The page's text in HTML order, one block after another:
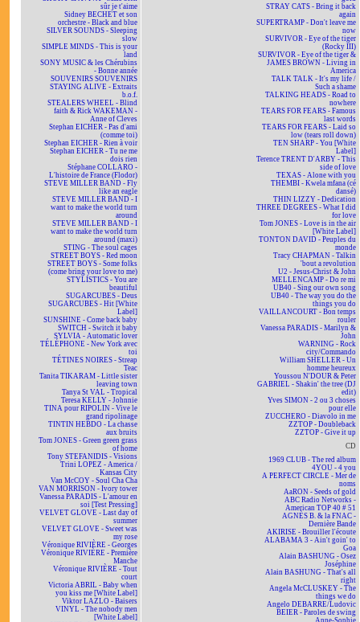
sûr je t'aime
Sidney BECHET et son
orchestre - Black and blue
SILVER SOUNDS - Sleeping
slow
SIMPLE MINDS - This is your
land
SONY MUSIC & les Chérubins
- Bonne année
SOUVENIRS SOUVENIRS
STAYING ALIVE - Extraits
b.o.f.
STEALERS WHEEL - Blind
faith & Rick WAKEMAN -
Anne of Cleves
Stephan EICHER - Pas d'ami
(comme toi)
Stephan EICHER - Rien à voir
Stephan EICHER - Tu ne me
dois rien
Stéphane COLLARO -
L'histoire de France (Flodor)
STEVE MILLER BAND - Fly
like an eagle
STEVE MILLER BAND - I
want to make the world turn
around
STEVE MILLER BAND - I
want to make the world turn
around (maxi)
STING - The soul cages
STREET BOYS - Red moon
STREET BOYS - Some folks
(come bring your love to me)
STYLISTICS - You are
beautiful
SUGARCUBES - Deus
SUGARCUBES - Hit [White
Label]
SUNSHINE - Come back baby
SWITCH - Switch it baby
SYLVIA - Automatic lover
TÉLÉPHONE - New York avec
toi
TÉTINES NOIRES - Streap
Teac
Tanita TIKARAM - Little sister
leaving town
Tanya St VAL - Tropical
Teresa KELLY - Johnnie
TINA pour RIPOLIN - Vive le
grand ripolinage
TINTIN HEBDO - La chasse
aux bruits
Tom JONES - Green green grass
of home
Tony STEFANIDIS - Visions
Trini LOPEZ - America /
Kansas City
Van McCOY - Soul Cha Cha
VAN MORRISON - Ivory tower
Vanessa PARADIS - L'amour en
soi [Test Pressing]
VELVET GLOVE - Last day of
summer
VELVET GLOVE - Sweet was
my rose
Véronique RIVIÈRE - Georges
Véronique RIVIÈRE - Première
Manche
Véronique RIVIÈRE - Tout
court
Victoria ABRIL - Baby when
you kiss me [White Label]
Viktor LAZLO - Baisers
VINYL - The nobody men
[White Label]
STRAY CATS - Bring it back
again
SUPERTRAMP - Don't leave me
now
SURVIVOR - Eye of the tiger
(Rocky III)
SURVIVOR - Eye of the tiger &
JAMES BROWN - Living in
America
TALK TALK - It's my life /
Such a shame
TALKING HEADS - Road to
nowhere
TEARS FOR FEARS - Famous
last words
TEARS FOR FEARS - Laid so
low (tears roll down)
TEN SHARP - You [White
Label]
Terence TRENT D'ARBY - This
side of love
TEXAS - Alone with you
THEMBI - Kwela mfana (cé
dansé)
THIN LIZZY - Dedication
THREE DEGREES - What I did
for love
Tom JONES - Love is in the air
[White Label]
TONTON DAVID - Peuples du
monde
Tracy CHAPMAN - Talkin
'bout a revolution
U2 - Jesus-Christ & John
MELLENCAMP - Do re mi
UB40 - Sing our own song
UB40 - The way you do the
things you do
VAILLANCOURT - Bon temps
rouler
Vanessa PARADIS - Marilyn &
John
WARNING - Rock
city/Commando
William SHELLER - Un
homme heureux
Youssou N'DOUR & Peter
GABRIEL - Shakin' the tree (DJ
edit)
Yves SIMON - 2 ou 3 choses
pour elle
ZUCCHERO - Diavolo in me
ZZTOP - Doubleback
ZZTOP - Give it up
CD
1969 CLUB - The red album
4YOU - 4 you
A PERFECT CIRCLE - Mer de
noms
AaRON - Seeds of gold
ABC Radio Networks -
American TOP 40 # 51
AGNÈS B. & la FNAC -
Dernière Bande
AKIRISE - Brouiller l'écoute
ALABAMA 3 - Ain't goin' to
Goa
Alain BASHUNG - Osez
Joséphine
Alain BASHUNG - That's all
right
Angela McCLUSKEY - The
things we do
Angelo DEBARRE/Ludovic
BEIER - Paroles de swing
Anne-Sophie